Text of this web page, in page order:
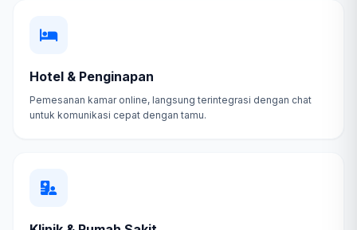
Hotel & Penginapan
Pemesanan kamar online, langsung terintegrasi dengan chat
untuk komunikasi cepat dengan tamu.